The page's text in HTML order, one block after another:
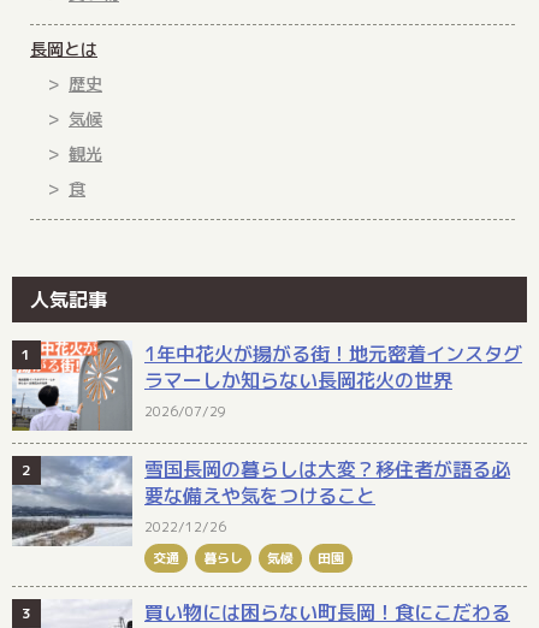
長岡とは
歴史
気候
観光
食
人気記事
1年中花火が揚がる街！地元密着インスタグ
ラマーしか知らない長岡花火の世界
2026/07/29
雪国長岡の暮らしは大変？移住者が語る必
要な備えや気をつけること
2022/12/26
交通
暮らし 気候 田園
買い物には困らない町長岡！食にこだわる